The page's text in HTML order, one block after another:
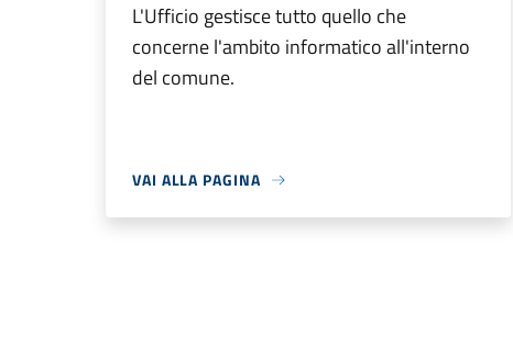
L'Ufficio gestisce tutto quello che
concerne l'ambito informatico all'interno
del comune.
VAI ALLA PAGINA